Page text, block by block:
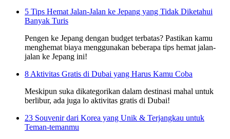
5 Tips Hemat Jalan-Jalan ke Jepang yang Tidak Diketahui
Banyak Turis
Pengen ke Jepang dengan budget terbatas? Pastikan kamu
menghemat biaya menggunakan beberapa tips hemat jalan-
jalan ke Jepang ini!
8 Aktivitas Gratis di Dubai yang Harus Kamu Coba
Meskipun suka dikategorikan dalam destinasi mahal untuk
berlibur, ada juga lo aktivitas gratis di Dubai!
23 Souvenir dari Korea yang Unik & Terjangkau untuk
Teman-temanmu